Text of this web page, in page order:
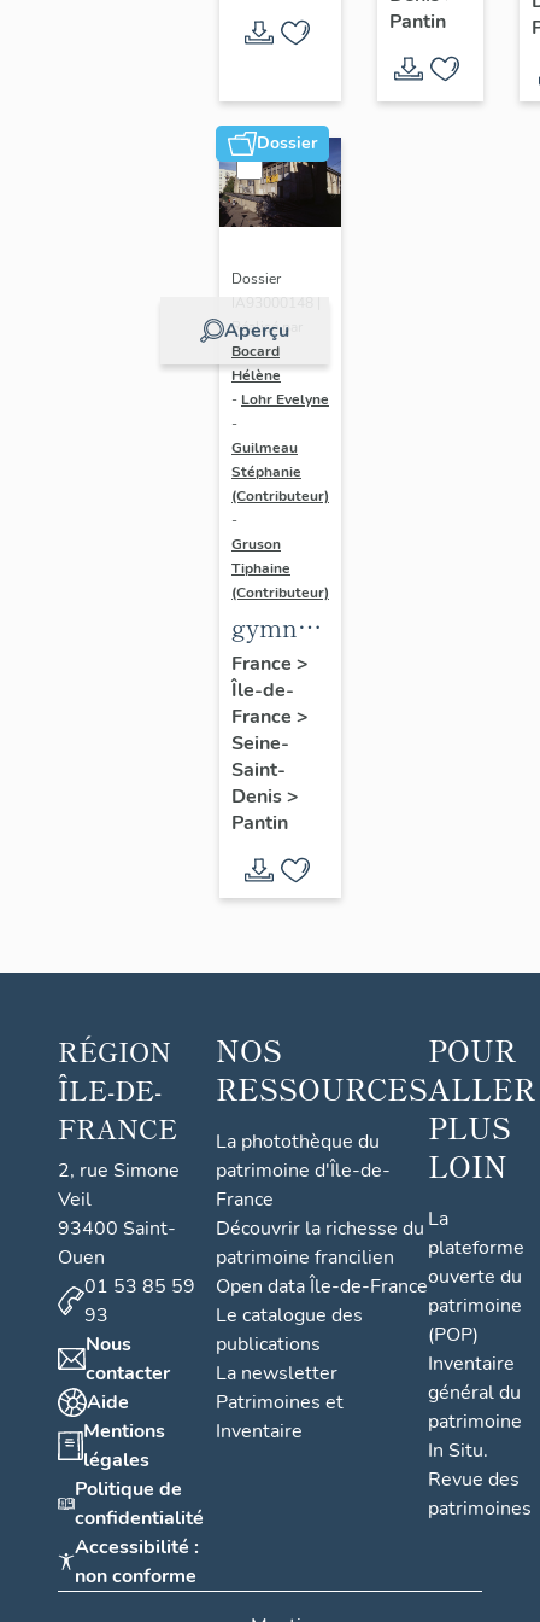
Pantin
Dossier
Aperçu
Dossier
IA93000148 |
Réalisé par
Bocard
Hélène
- Lohr Evelyne
-
Guilmeau
Stéphanie
(Contributeur)
-
Gruson
Tiphaine
(Contributeur)
gymnase
Hasenfratz
France >
Île-de-
France >
Seine-
Saint-
Denis>
Pantin
RÉGION
ÎLE-DE-
FRANCE
2, rue Simone
Veil
93400 Saint-
Ouen
01 53 85 59
93
Nous
contacter
Aide
Mentions
légales
Politique de
confidentialité
Accessibilité :
non conforme
NOS
RESSOURCES
La photothèque du
patrimoine d'Île-de-
France
Découvrir la richesse du
patrimoine francilien
Open data Île-de-France
Le catalogue des
publications
La newsletter
Patrimoines et
Inventaire
POUR
ALLER
PLUS
LOIN
La
plateforme
ouverte du
patrimoine
(POP)
Inventaire
général du
patrimoine
In Situ.
Revue des
patrimoines